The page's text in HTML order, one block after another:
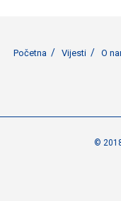
Početna Vijesti O
©